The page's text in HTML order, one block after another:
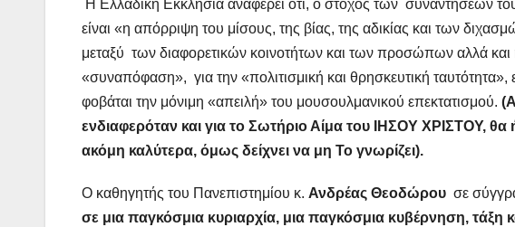
Η Ελλαδική Εκκλησία αναφέρει ότι, ο στόχος των συναντήσεων
είναι «η απόρριψη του μίσους, της βίας, της αδικίας και των
μεταξύ των διαφορετικών κοινοτήτων και των προσώπων αλλά και
«συναπόφαση», για την «πολιτισμική και θρησκευτική ταυτότητα»,
φοβάται την μόνιμη «απειλή» του μουσουλμανικού επεκτατισμού.
ενδιαφερόταν και για το Σωτήριο Αίμα του ΙΗΣΟΥ ΧΡΙΣΤΟΥ, θα
ακόμη καλύτερα, όμως δείχνει να μη Το γνωρίζει).
Ο καθηγητής του Πανεπιστημίου κ. Ανδρέας Θεοδώρου σε
σε μια παγκόσμια κυριαρχία, μια παγκόσμια κυβέρνηση, τάξη